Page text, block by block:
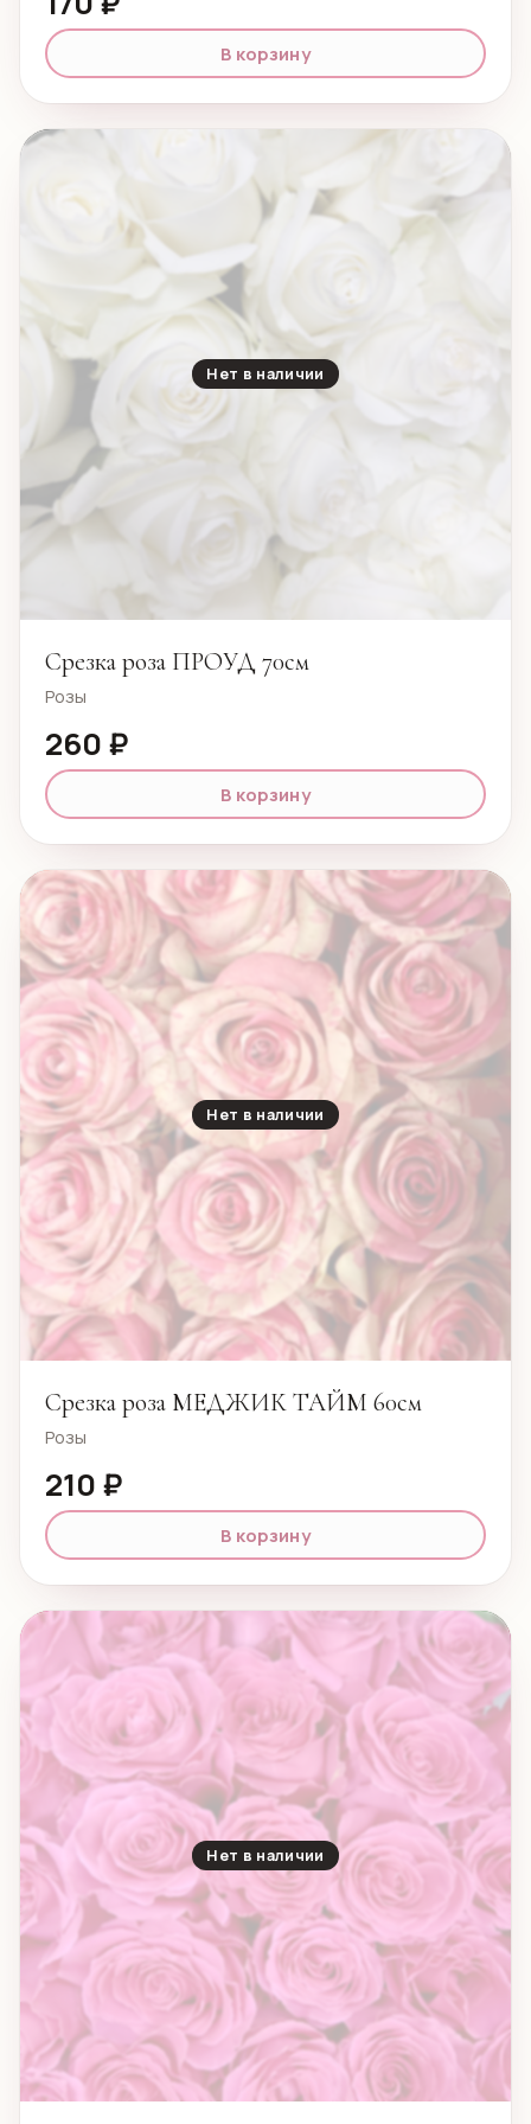
В корзину
Нет в наличии
Срезка роза ПРОУД 70см
Розы
260 ₽
В корзину
Нет в наличии
Срезка роза МЕДЖИК ТАЙМ 60см
Розы
210 ₽
В корзину
Нет в наличии